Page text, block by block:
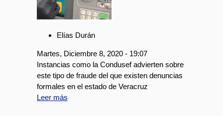
Elías Durán
Martes, Diciembre 8, 2020 - 19:07
Instancias como la Condusef advierten sobre
este tipo de fraude del que existen denuncias
formales en el estado de Veracruz
Leer más